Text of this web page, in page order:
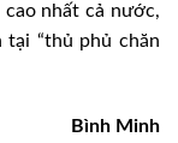
nhất cả nước,
“thủ phủ chăn
Bình Minh